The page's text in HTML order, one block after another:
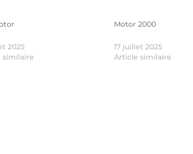
2025
similaire
Motor 2000
17 juillet 2025
Article similaire